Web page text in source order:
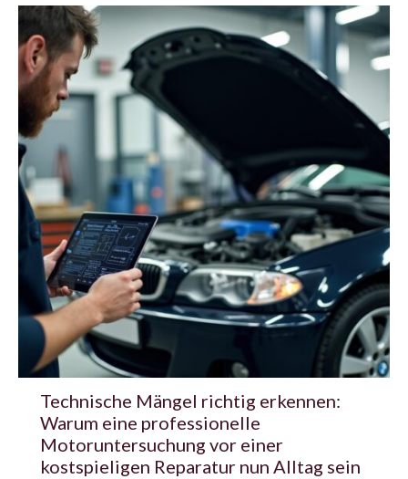
Technische Mängel richtig erkennen:
Warum eine professionelle
Motoruntersuchung vor einer
kostspieligen Reparatur nun Alltag sein